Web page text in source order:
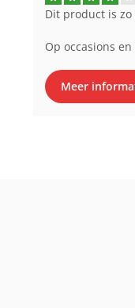
Dit product is
Op occasions
Meer